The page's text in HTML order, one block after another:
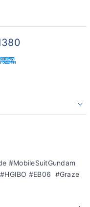
#MobileSuitGundam
#EB06 #Graze